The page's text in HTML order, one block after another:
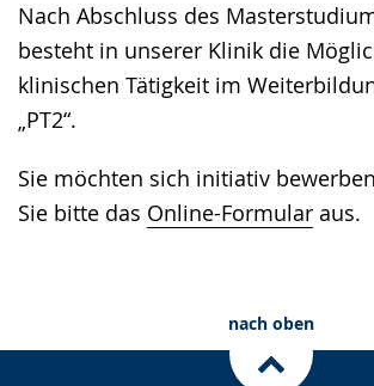
Nach Abschluss des
besteht in unserer Klinik die
klinischen Tätigkeit im
„PT2“.
Sie möchten sich initiativ
Sie bitte das Online-Formular aus.
nach oben